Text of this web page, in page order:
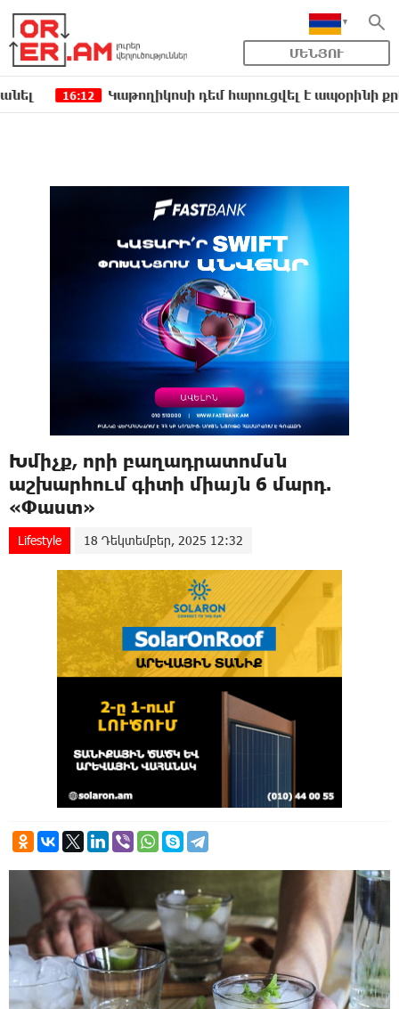
ՄԵՆՅՈՒ
16:12 Կաթողիկոսի դեմ հարուցվել է ապօրինի
Խմիչք, որի բաղադրատոմսն
աշխարհում գիտի միայն 6 մարդ.
«Փաստ»
Lifestyle 18 Դեկտեմբեր, 2025 12:32